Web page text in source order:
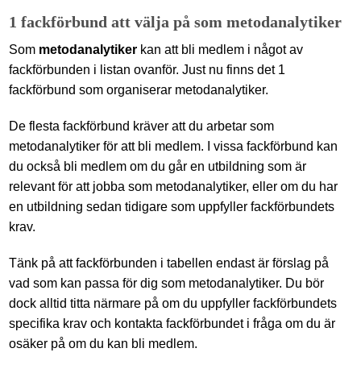
1 fackförbund att välja på som metodanalytiker
Som metodanalytiker kan att bli medlem i något av
fackförbunden i listan ovanför. Just nu finns det 1
fackförbund som organiserar metodanalytiker.
De flesta fackförbund kräver att du arbetar som
metodanalytiker för att bli medlem. I vissa fackförbund kan
du också bli medlem om du går en utbildning som är
relevant för att jobba som metodanalytiker, eller om du har
en utbildning sedan tidigare som uppfyller fackförbundets
krav.
Tänk på att fackförbunden i tabellen endast är förslag på
vad som kan passa för dig som metodanalytiker. Du bör
dock alltid titta närmare på om du uppfyller fackförbundets
specifika krav och kontakta fackförbundet i fråga om du är
osäker på om du kan bli medlem.